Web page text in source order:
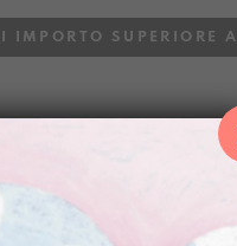
IMPORTO SUPERIORE
PortachiaviMara